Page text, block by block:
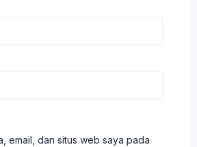
email, dan situs web saya pada